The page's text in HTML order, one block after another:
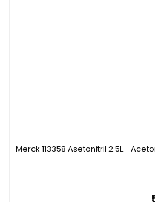
Merck 113358 Asetonitril 2.5L -